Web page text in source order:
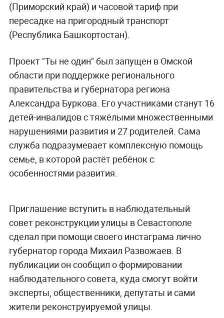
(Приморский край) и часовой тариф при
пересадке на пригородный транспорт
(Республика Башкортостан).
Проект "Ты не один" был запущен в Омской
области при поддержке регионального
правительства и губернатора региона
Александра Буркова. Его участниками станут 16
детей-инвалидов с тяжёлыми множественными
нарушениями развития и 27 родителей. Сама
служба подразумевает комплексную помощь
семье, в которой растёт ребёнок с
особенностями развития.
Приглашение вступить в наблюдательный
совет реконструкции улицы в Севастополе
сделал при помощи своего инстаграма лично
губернатор города Михаил Развожаев. В
публикации он сообщил о формировании
наблюдательного совета, куда смогут войти
эксперты, общественники, депутаты и сами
жители реконструируемой улицы.